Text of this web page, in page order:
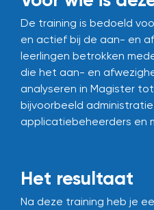
De training is bedoeld
en actief bij de aan- en
leerlingen betrokken
die het aan- en
analyseren in Magister
bijvoorbeeld
applicatiebeheerders en
Het resultaat
Na deze training heb je